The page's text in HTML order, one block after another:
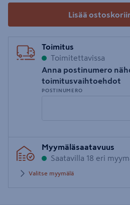
Lisää
Toimitus
Toimitettavissa
Anna postinumero
toimitusvaihtoehdot
POSTINUMERO
postinumero
Myymäläsaatavuus
Saatavilla 18 eri
Valitse myymälä